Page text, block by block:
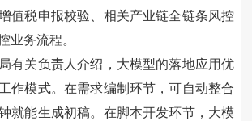
值税申报校验、相关产业链全链条风控
业务流程。
有关负责人介绍，大模型的落地应用优
作模式。在需求编制环节，可自动整合
就能生成初稿。在脚本开发环节，大模